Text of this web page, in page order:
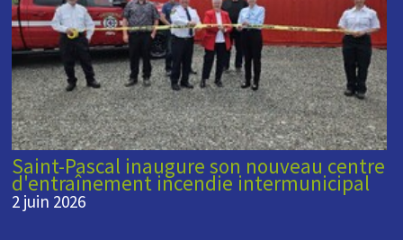
Saint-Pascal inaugure son nouveau centre
d'entraînement incendie intermunicipal
2 juin 2026